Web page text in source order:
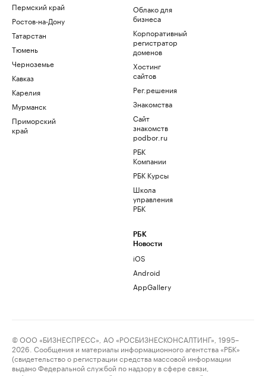
Пермский край
Ростов-на-Дону
Татарстан
Тюмень
Черноземье
Кавказ
Карелия
Мурманск
Приморский
край
Облако для
бизнеса
Корпоративный
регистратор
доменов
Хостинг
сайтов
Рег.решения
Знакомства
Сайт
знакомств
podbor.ru
РБК
Компании
РБК Курсы
Школа
управления
РБК
РБК
Новости
iOS
Android
AppGallery
© ООО «БИЗНЕСПРЕСС», АО «РОСБИЗНЕСКОНСАЛТИНГ», 1995–
2026. Сообщения и материалы информационного агентства «РБК»
(свидетельство о регистрации средства массовой информации
выдано Федеральной службой по надзору в сфере связи,